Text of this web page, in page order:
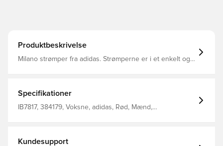
Produktbeskrivelse
Milano strømper fra adidas. Strømperne er i et enkelt og
elasthan.
Specifikationer
IB7817, 384179, Voksne, adidas, Rød, Mænd,
Kundesupport